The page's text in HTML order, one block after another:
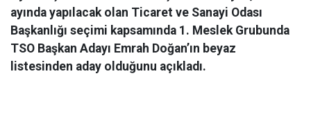
ayında yapılacak olan Ticaret ve Sanayi Odası
Başkanlığı seçimi kapsamında 1. Meslek Grubunda
TSO Başkan Adayı Emrah Doğan’ın beyaz
listesinden aday olduğunu açıkladı.